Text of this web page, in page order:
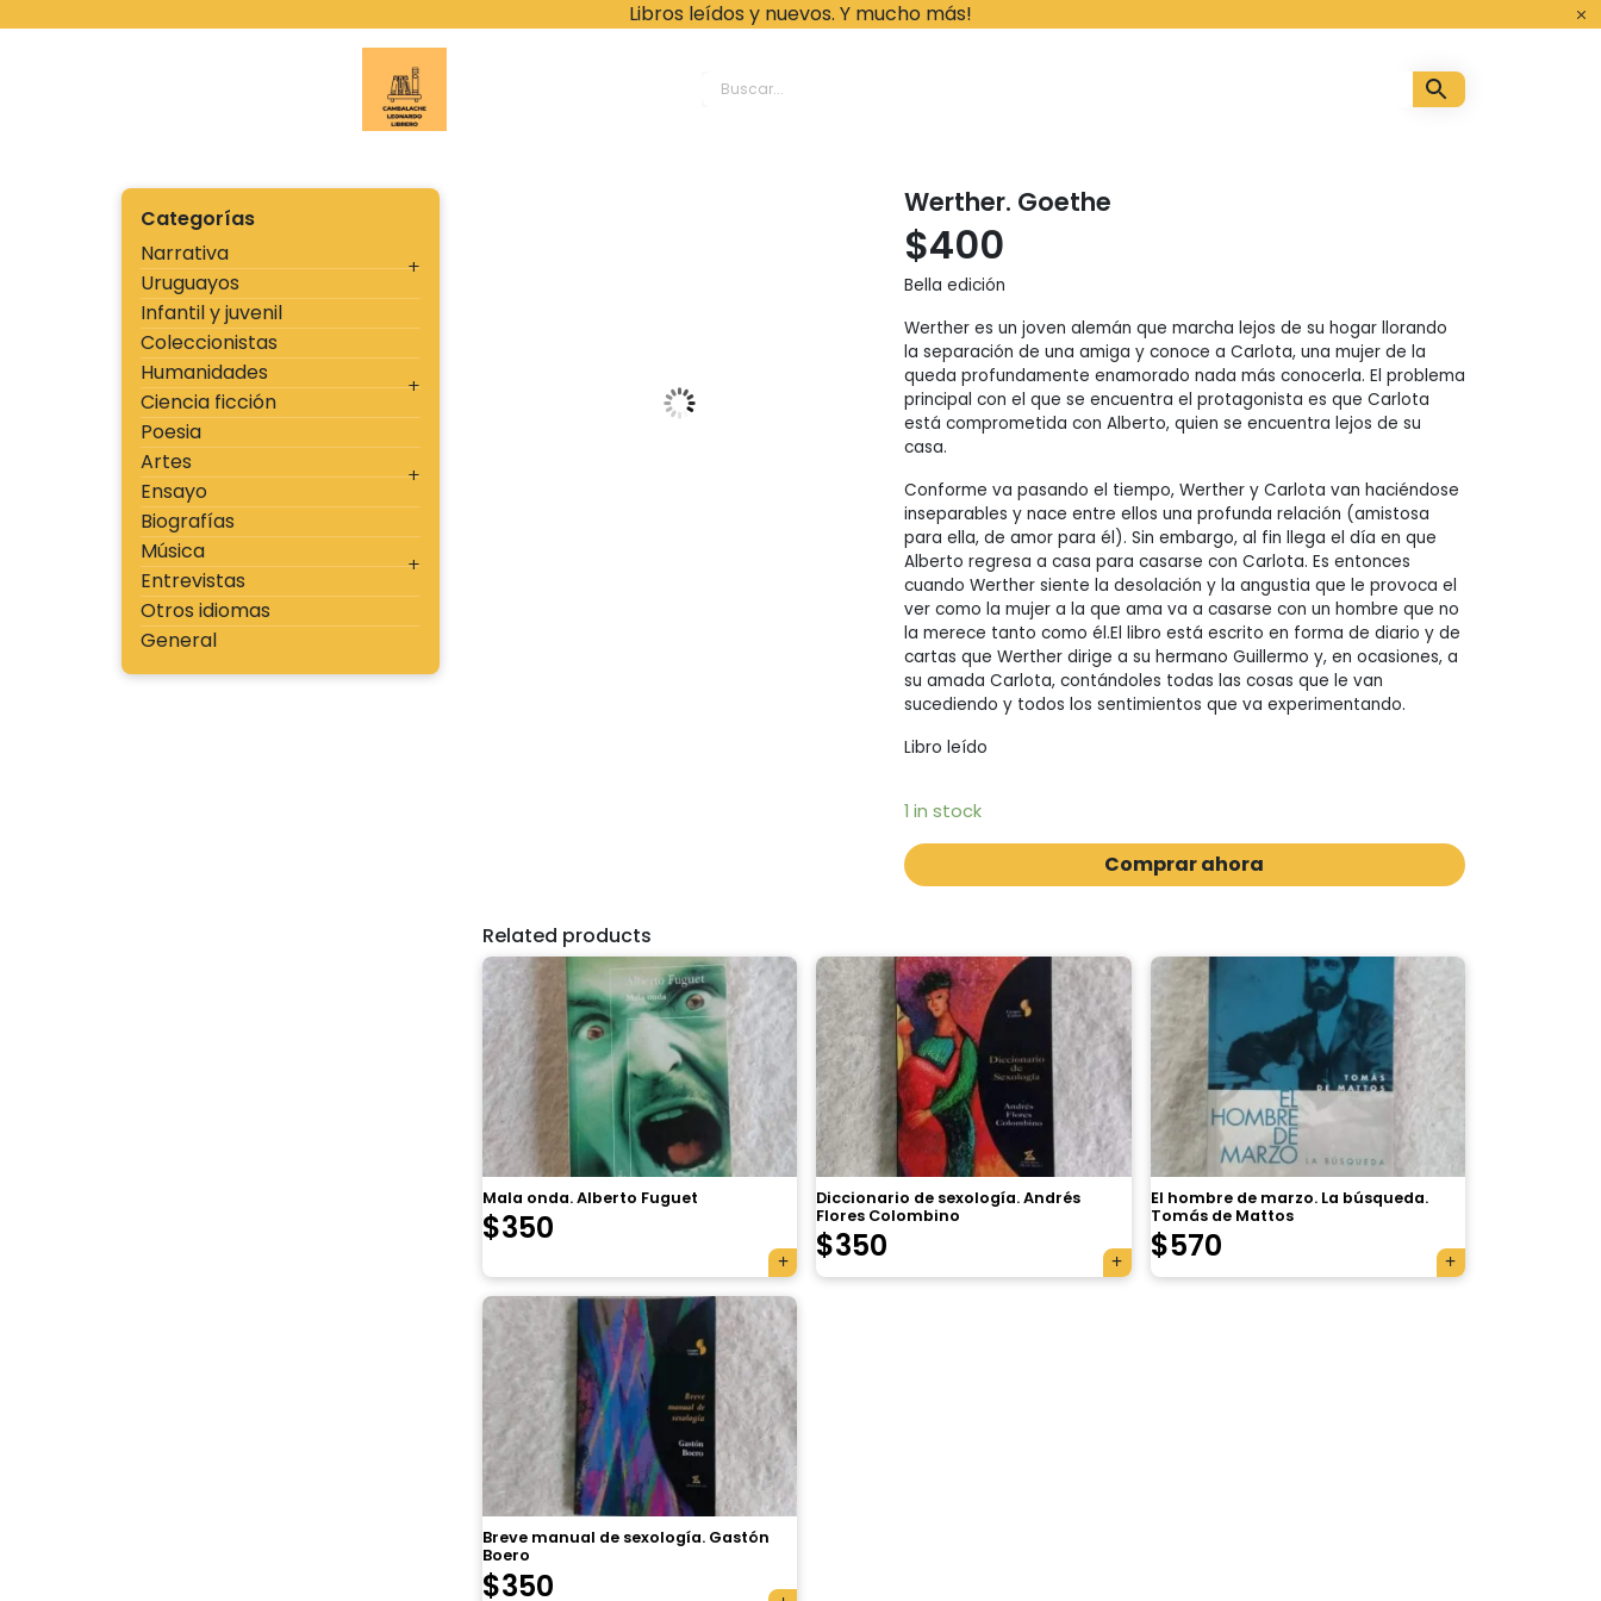
Libros leídos y nuevos. Y mucho más!
Categorías
Narrativa
Uruguayos
Infantil y juvenil
Coleccionistas
Humanidades
Ciencia ficción
Poesia
Artes
Ensayo
Biografías
Música
Entrevistas
Otros idiomas
General
Werther. Goethe
$400
Bella edición
Werther es un joven alemán que marcha lejos de su hogar llorando
la separación de una amiga y conoce a Carlota, una mujer de la
queda profundamente enamorado nada más conocerla. El problema
principal con el que se encuentra el protagonista es que Carlota
está comprometida con Alberto, quien se encuentra lejos de su
casa.
Conforme va pasando el tiempo, Werther y Carlota van haciéndose
inseparables y nace entre ellos una profunda relación (amistosa
para ella, de amor para él). Sin embargo, al fin llega el día en que
Alberto regresa a casa para casarse con Carlota. Es entonces
cuando Werther siente la desolación y la angustia que le provoca el
ver como la mujer a la que ama va a casarse con un hombre que no
la merece tanto como él.El libro está escrito en forma de diario y de
cartas que Werther dirige a su hermano Guillermo y, en ocasiones, a
su amada Carlota, contándoles todas las cosas que le van
sucediendo y todos los sentimientos que va experimentando.
Libro leído
1 in stock
Comprar ahora
Related products
Mala onda. Alberto Fuguet
$350
Diccionario de sexología. Andrés
Flores Colombino
$350
El hombre de marzo. La búsqueda.
Tomás de Mattos
$570
Breve manual de sexología. Gastón
Boero
$350